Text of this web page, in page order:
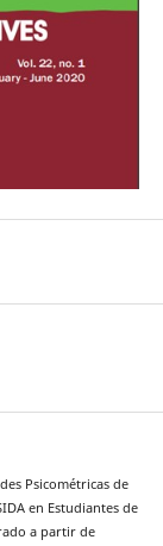
Psicométricas de
en Estudiantes de
a partir de